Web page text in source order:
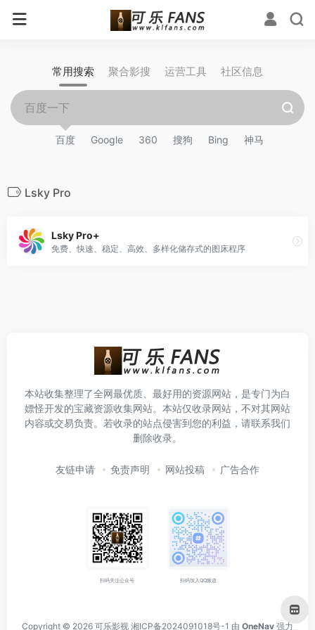
常用搜索 聚合影搜 运营工具 社区信息
百度 Google 360 搜狗 Bing 神马
Lsky Pro
Lsky Pro+
免费、快速、稳定、高效、多样化储存式的图床程序
本站收集整理了全网最优质、最好用的资源网站，是专门为白
嫖怪开发的宝藏资源收集网站。本站仅收录网站，不对其网站
内容或交易负责。若收录的站点侵害到您的利益，请联系我们
删除收录。
友链申请 免责声明 网站投稿 广告合作
扫码关注公众号 扫码加入QQ频道
Copyright © 2026 可乐影视 湘ICP备2024091018号-1 由 OneNav 强力